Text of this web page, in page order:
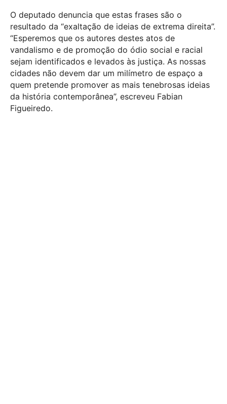
O deputado denuncia que estas frases são o
resultado da “exaltação de ideias de extrema direita”.
“Esperemos que os autores destes atos de
vandalismo e de promoção do ódio social e racial
sejam identificados e levados às justiça. As nossas
cidades não devem dar um milímetro de espaço a
quem pretende promover as mais tenebrosas ideias
da história contemporânea”, escreveu Fabian
Figueiredo.